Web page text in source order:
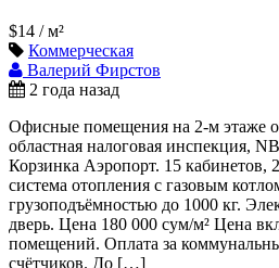
$14 / м²
Коммерческая
Валерий Фирстов
2 года назад
Офисные помещения на 2-м этаже
областная налоговая инспекция,
Корзинка Аэропорт. 15 кабинетов,
система отопления с газовым
грузоподъёмностью до 1000 кг.
дверь. Цена 180 000 сум/м² Цена
помещений. Оплата за
счётчиков. До […]